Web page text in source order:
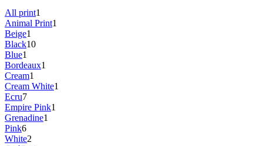
All print1
Animal Print1
Beige1
Black10
Blue1
Bordeaux1
Cream1
Cream White1
Ecru7
Empire Pink1
Grenadine1
Pink6
White2